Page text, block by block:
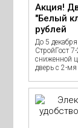
Акция!
"Белый
рублей
До 5
СтройГост
сниженной
дверь с 2-